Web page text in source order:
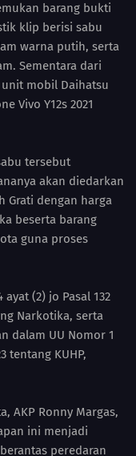
barang bukti
klip berisi sabu
warna putih, serta
Sementara dari
mobil Daihatsu
Vivo Y12s 2021
tersebut
akan diedarkan
Grati dengan harga
beserta barang
guna proses
(2) jo Pasal 132
Narkotika, serta
dalam UU Nomor 1
tentang KUHP,
AKP Ronny Margas,
ini menjadi
peredaran